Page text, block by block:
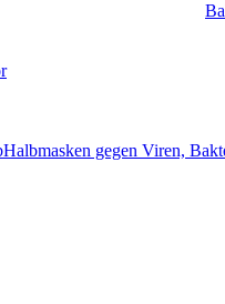
Halbmasken gegen Viren,